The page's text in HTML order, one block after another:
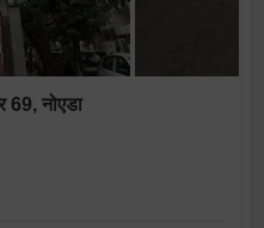
नोएडा